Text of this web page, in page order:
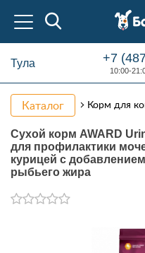
Тула +7
10:00-
Каталог Корм для
Сухой корм AWARD
для профилактики
курицей с
рыбьего жира